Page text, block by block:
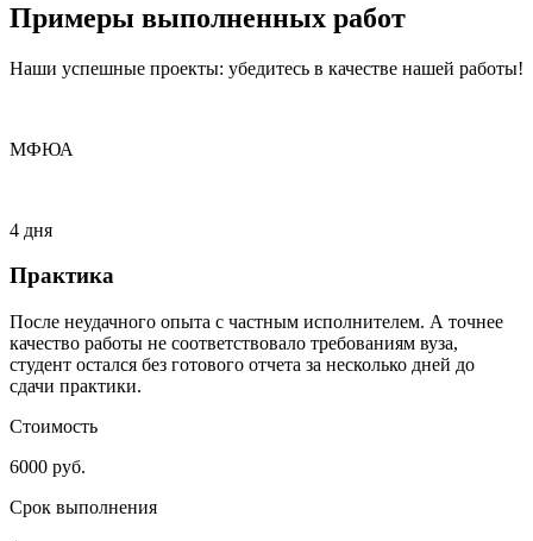
Примеры выполненных работ
Наши успешные проекты: убедитесь в качестве нашей работы!
МФЮА
4 дня
Практика
После неудачного опыта с частным исполнителем. А точнее
качество работы не соответствовало требованиям вуза,
студент остался без готового отчета за несколько дней до
сдачи практики.
Стоимость
6000 руб.
Срок выполнения